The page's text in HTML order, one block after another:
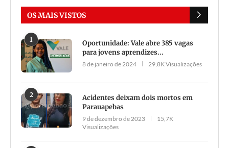
OS MAIS VISTOS
1
Oportunidade: Vale abre 385 vagas
para jovens aprendizes...
8 de janeiro de 2024 29,8K Visualizações
2
Acidentes deixam dois mortos em
Parauapebas
9 de dezembro de 2023
15,7K
Visualizações